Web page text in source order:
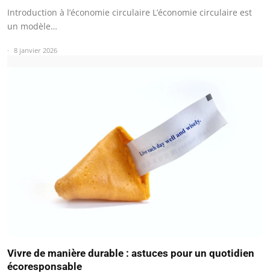
Introduction à l’économie circulaire L’économie circulaire est
un modèle…
8 janvier 2026
Vivre de manière durable : astuces pour un quotidien
écoresponsable